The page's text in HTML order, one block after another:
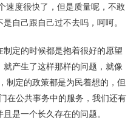
速度很快了，但是质量呢，不敢
自己跟自己过不去吗，呵呵。
定的时候都是抱着很好的愿望
产生了这样那样的问题，就像
制定的政策都是为民着想的，但
在公共事务中的服务，我们还有
是一个长久存在的问题。